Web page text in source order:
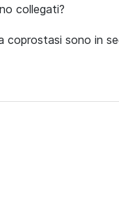
collegati?
coprostasi sono in